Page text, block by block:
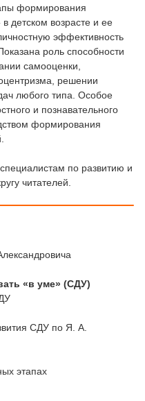
формирования
детском возрасте и ее
эффективность
роль способности
самооценки,
решении
любого типа. Особое
и познавательного
формирования
по развитию и
читателей.
«в уме» (СДУ)
СДУ по Я. А.
этапах